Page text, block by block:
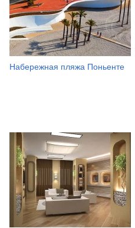
Набережная пляжа Поньенте